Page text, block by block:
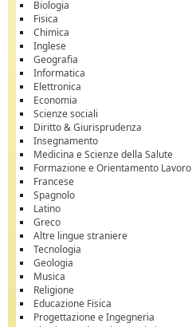
Biologia
Fisica
Chimica
Inglese
Geografia
Informatica
Elettronica
Economia
Scienze sociali
Diritto & Giurisprudenza
Insegnamento
Medicina e Scienze della Salute
Formazione e Orientamento Lavoro
Francese
Spagnolo
Latino
Greco
Altre lingue straniere
Tecnologia
Geologia
Musica
Religione
Educazione Fisica
Progettazione e Ingegneria